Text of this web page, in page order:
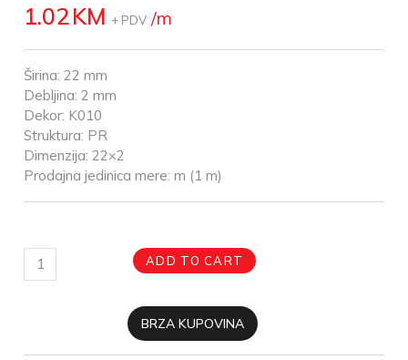
1.02KM + PDV /m
Širina: 22 mm
Debljina: 2 mm
Dekor: K010
Struktura: PR
Dimenzija: 22×2
Prodajna jedinica mere: m (1 m)
ADD TO CART
BRZA KUPOVINA